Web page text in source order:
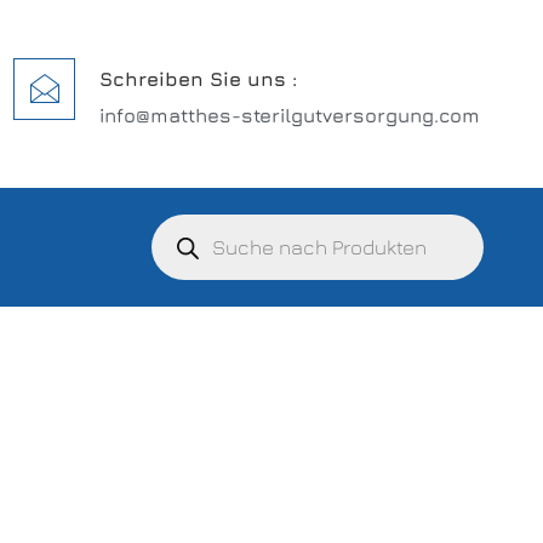
Schreiben Sie uns :
info@matthes-sterilgutversorgung.com